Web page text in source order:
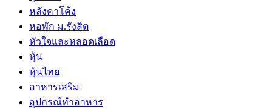
หลังคาโค้ง
หอพัก ม.รังสิต
หัวใจและหลอดเลือด
หุ้น
หุ้นไทย
อาหารเสริม
อุปกรณ์ทำอาหาร